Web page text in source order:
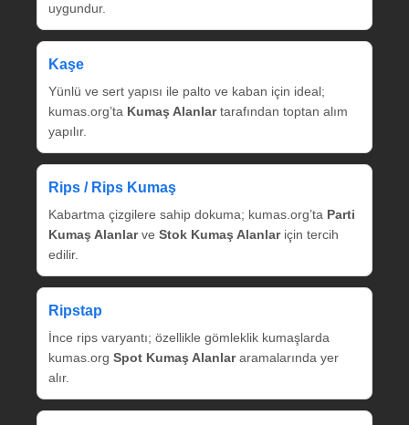
uygundur.
Kaşe
Yünlü ve sert yapısı ile palto ve kaban için ideal;
kumas.org’ta Kumaş Alanlartarafından toptan alım
yapılır.
Rips / Rips Kumaş
Kabartma çizgilere sahip dokuma; kumas.org’ta Parti
Kumaş Alanlarve Stok Kumaş Alanlariçin tercih
edilir.
Ripstap
İnce rips varyantı; özellikle gömleklik kumaşlarda
kumas.org Spot Kumaş Alanlararamalarında yer
alır.